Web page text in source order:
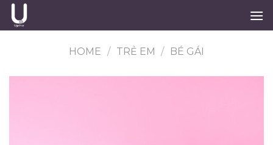
Skip
HOME / TRẺ EM / BÉ GÁI